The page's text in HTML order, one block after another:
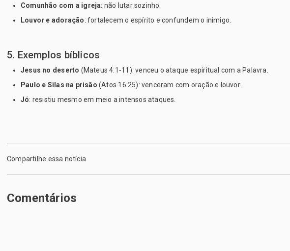
Comunhão com a igreja: não lutar sozinho.
Louvor e adoração: fortalecem o espírito e confundem o inimigo.
5. Exemplos bíblicos
Jesus no deserto (Mateus 4:1-11): venceu o ataque espiritual com a Palavra.
Paulo e Silas na prisão (Atos 16:25): venceram com oração e louvor.
Jó: resistiu mesmo em meio a intensos ataques.
Compartilhe essa notícia
Comentários